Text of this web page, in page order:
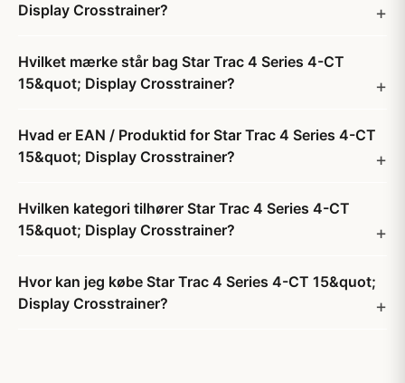
Display Crosstrainer?
Hvilket mærke står bag Star Trac 4 Series 4-CT
15&quot; Display Crosstrainer?
Hvad er EAN / Produktid for Star Trac 4 Series 4-CT
15&quot; Display Crosstrainer?
Hvilken kategori tilhører Star Trac 4 Series 4-CT
15&quot; Display Crosstrainer?
Hvor kan jeg købe Star Trac 4 Series 4-CT 15&quot;
Display Crosstrainer?